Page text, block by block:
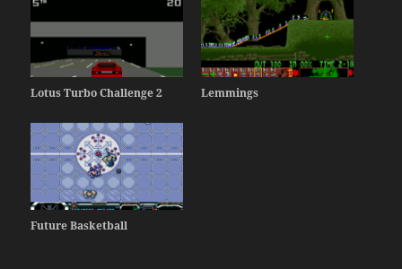
Lotus Turbo Challenge 2 Lemmings
Future Basketball